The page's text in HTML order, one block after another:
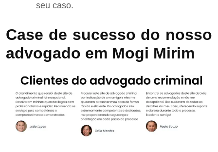
seu caso.
Case de sucesso do nosso
advogado em Mogi Mirim